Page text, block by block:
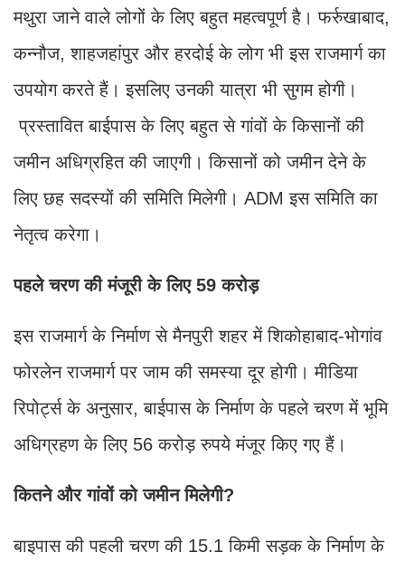
मथुरा जाने वाले लोगों के लिए बहुत महत्वपूर्ण है। फर्रुखाबाद,
कन्नौज, शाहजहांपुर और हरदोई के लोग भी इस राजमार्ग का
उपयोग करते हैं। इसलिए उनकी यात्रा भी सुगम होगी।
प्रस्तावित बाईपास के लिए बहुत से गांवों के किसानों की
जमीन अधिग्रहित की जाएगी। किसानों को जमीन देने के
लिए छह सदस्यों की समिति मिलेगी। ADM इस समिति का
नेतृत्व करेगा।
पहले चरण की मंजूरी के लिए 59 करोड़
इस राजमार्ग के निर्माण से मैनपुरी शहर में शिकोहाबाद-भोगांव
फोरलेन राजमार्ग पर जाम की समस्या दूर होगी। मीडिया
रिपोर्ट्स के अनुसार, बाईपास के निर्माण के पहले चरण में भूमि
अधिग्रहण के लिए 56 करोड़ रुपये मंजूर किए गए हैं।
कितने और गांवों को जमीन मिलेगी?
बाइपास की पहली चरण की 15.1 किमी सड़क के निर्माण के